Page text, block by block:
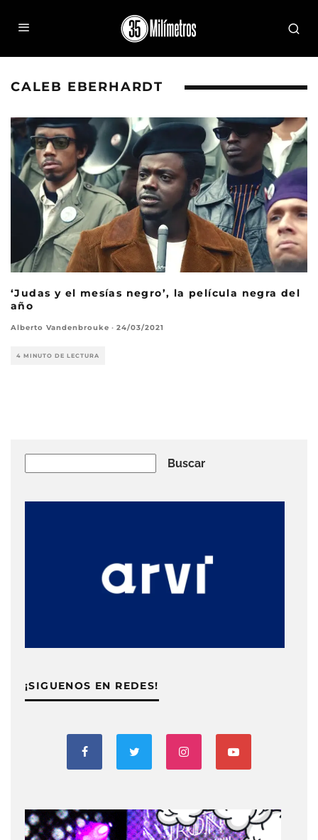
CALEB EBERHARDT
‘Judas y el mesías negro’, la película negra del
año
Alberto Vandenbrouke · 24/03/2021
4 MINUTO DE LECTURA
Buscar
¡SIGUENOS EN REDES!